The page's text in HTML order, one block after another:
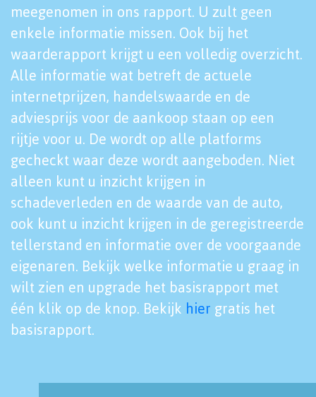
meegenomen in ons rapport. U zult geen
enkele informatie missen. Ook bij het
waarderapport krijgt u een volledig overzicht.
Alle informatie wat betreft de actuele
internetprijzen, handelswaarde en de
adviesprijs voor de aankoop staan op een
rijtje voor u. De wordt op alle platforms
gecheckt waar deze wordt aangeboden. Niet
alleen kunt u inzicht krijgen in
schadeverleden en de waarde van de auto,
ook kunt u inzicht krijgen in de geregistreerde
tellerstand en informatie over de voorgaande
eigenaren. Bekijk welke informatie u graag in
wilt zien en upgrade het basisrapport met
één klik op de knop. Bekijk hier gratis het
basisrapport.